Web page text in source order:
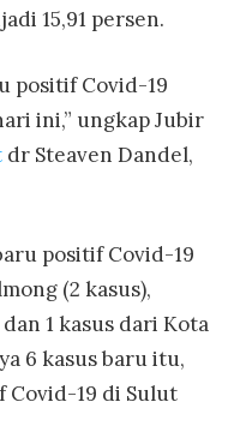
15,91 persen.
positif Covid-19
ini,” ungkap Jubir
dr Steaven Dandel,
positif Covid-19
(2 kasus),
1 kasus dari Kota
6 kasus baru itu,
Covid-19 di Sulut